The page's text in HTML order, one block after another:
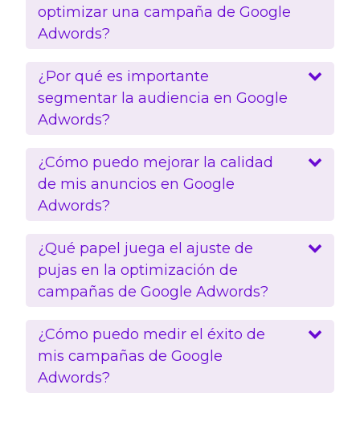
optimizar una campaña de Google
Adwords?
¿Por qué es importante
segmentar la audiencia en Google
Adwords?
¿Cómo puedo mejorar la calidad
de mis anuncios en Google
Adwords?
¿Qué papel juega el ajuste de
pujas en la optimización de
campañas de Google Adwords?
¿Cómo puedo medir el éxito de
mis campañas de Google
Adwords?